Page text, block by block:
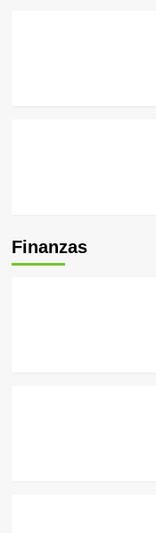
Finanzas